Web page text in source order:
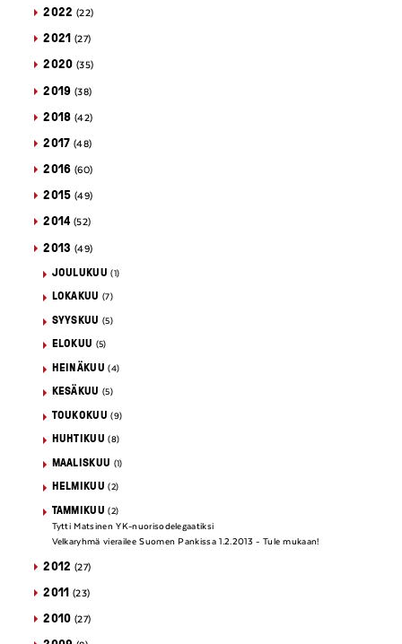
2022 (22)
2021 (27)
2020 (35)
2019 (38)
2018 (42)
2017 (48)
2016 (60)
2015 (49)
2014 (52)
2013 (49)
JOULUKUU (1)
LOKAKUU (7)
SYYSKUU (5)
ELOKUU (5)
HEINÄKUU (4)
KESÄKUU (5)
TOUKOKUU (9)
HUHTIKUU (8)
MAALISKUU (1)
HELMIKUU (2)
TAMMIKUU (2)
Tytti Matsinen YK-nuorisodelegaatiksi
Velkaryhmä vierailee Suomen Pankissa 1.2.2013 - Tule mukaan!
2012 (27)
2011 (23)
2010 (27)